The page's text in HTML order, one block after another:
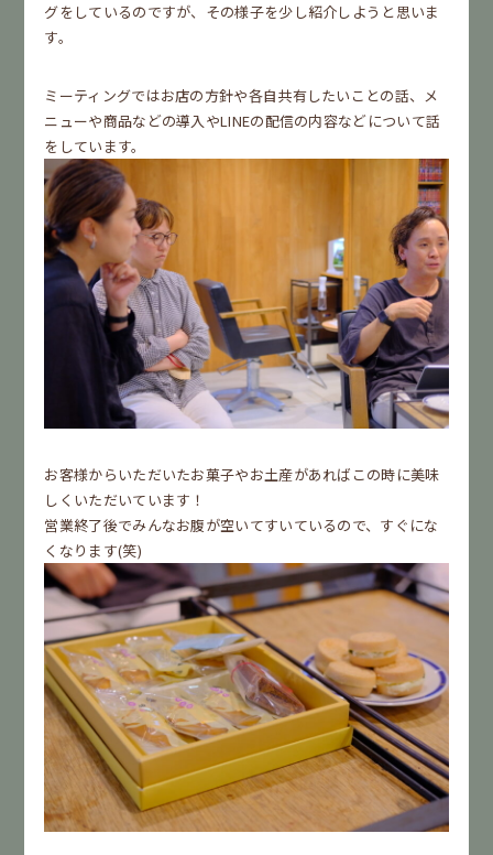
グをしているのですが、その様子を少し紹介しようと思いま
す。
ミーティングではお店の方針や各自共有したいことの話、メ
ニューや商品などの導入やLINEの配信の内容などについて話
をしています。
お客様からいただいたお菓子やお土産があればこの時に美味
しくいただいています！
営業終了後でみんなお腹が空いてすいているので、すぐにな
くなります(笑)